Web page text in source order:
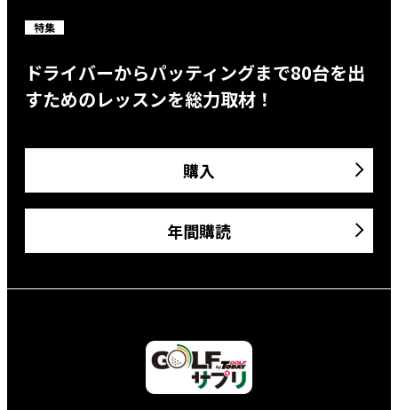
特集
ドライバーからパッティングまで80台を出
すためのレッスンを総力取材！
購入
年間購読